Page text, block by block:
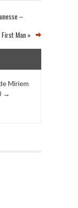
–
Man »
Miriem
→